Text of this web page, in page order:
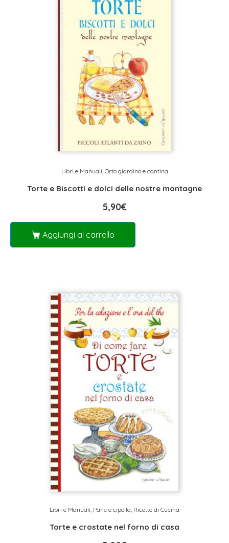
Libri e Manuali Orto giardino e cantina
Torte e Biscotti e dolci delle nostre montagne
5,90€
Aggiungi al carrello
Libri e Manuali, Pane e cipolla, Ricette di Cucina
Torte e crostate nel forno di casa